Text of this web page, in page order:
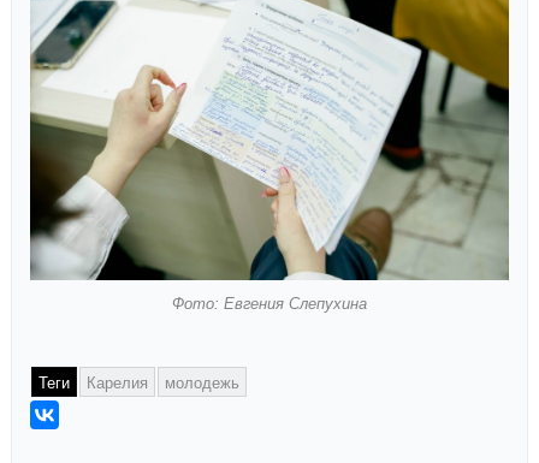
Фото: Евгения Слепухина
Теги Карелия молодежь